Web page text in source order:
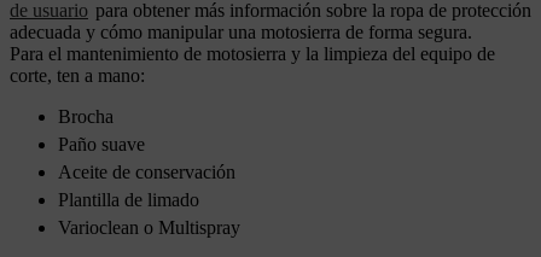
de usuario para obtener más información sobre la ropa de protección
adecuada y cómo manipular una motosierra de forma segura.
Para el mantenimiento de motosierra y la limpieza del equipo de
corte, ten a mano:
Brocha
Paño suave
Aceite de conservación
Plantilla de limado
Varioclean o Multispray